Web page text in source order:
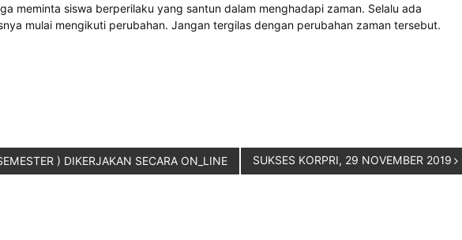
meminta siswa berperilaku yang santun dalam menghadapi zaman. Selalu ada
mulai mengikuti perubahan. Jangan tergilas dengan perubahan zaman tersebut.
) DIKERJAKAN SECARA ON_LINE SUKSES KORPRI, 29 NOVEMBER 2019